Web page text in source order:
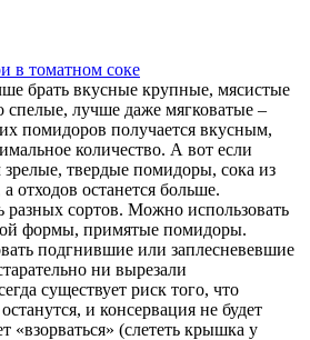
брать вкусные крупные, мясистые
спелые, лучше даже мягковатые –
помидоров получается вкусным,
количество. А вот если
зрелые, твердые помидоры, сока из
отходов останется больше.
сортов. Можно использовать
формы, примятые помидоры.
подгнившие или заплесневевшие
ни вырезали
существует риск того, что
и консервация не будет
«взорваться» (слететь крышка у